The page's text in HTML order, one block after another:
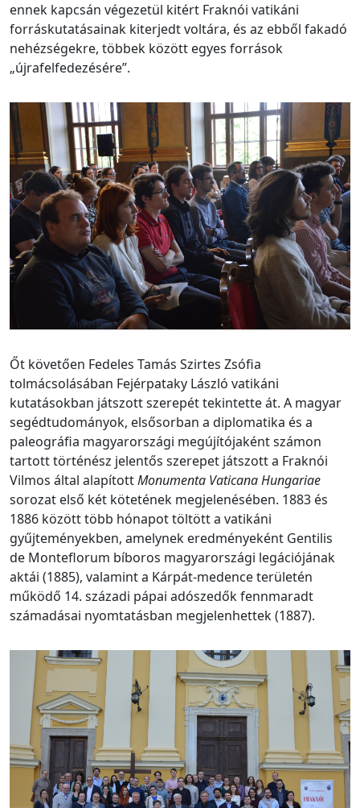
ennek kapcsán végezetül kitért Fraknói vatikáni
forráskutatásainak kiterjedt voltára, és az ebből fakadó
nehézségekre, többek között egyes források
„újrafelfedezésére”.
Őt követően Fedeles Tamás Szirtes Zsófia
tolmácsolásában Fejérpataky László vatikáni
kutatásokban játszott szerepét tekintette át. A magyar
segédtudományok, elsősorban a diplomatika és a
paleográfia magyarországi megújítójaként számon
tartott történész jelentős szerepet játszott a Fraknói
Vilmos által alapítottMonumenta Vaticana Hungariae
sorozat első két kötetének megjelenésében. 1883 és
1886 között több hónapot töltött a vatikáni
gyűjteményekben, amelynek eredményeként Gentilis
de Monteflorum bíboros magyarországi legációjának
aktái (1885), valamint a Kárpát-medence területén
működő 14. századi pápai adószedők fennmaradt
számadásai nyomtatásban megjelenhettek (1887).